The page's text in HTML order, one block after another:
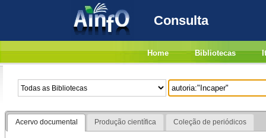
Consulta
Home Bibliotecas
Acervo documental Produção científica Coleção de periódicos